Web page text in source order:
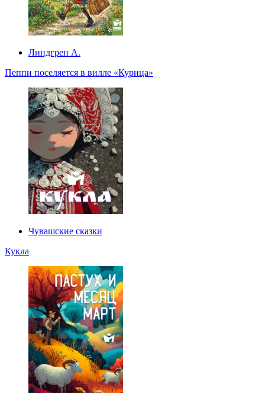
Линдгрен А.
Пеппи поселяется в вилле «Курица»
Чувашские сказки
Кукла